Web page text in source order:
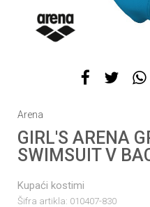
Arena
GIRL'S ARENA
SWIMSUIT V
Kupaći kostimi
Šifra artikla: 010407-830